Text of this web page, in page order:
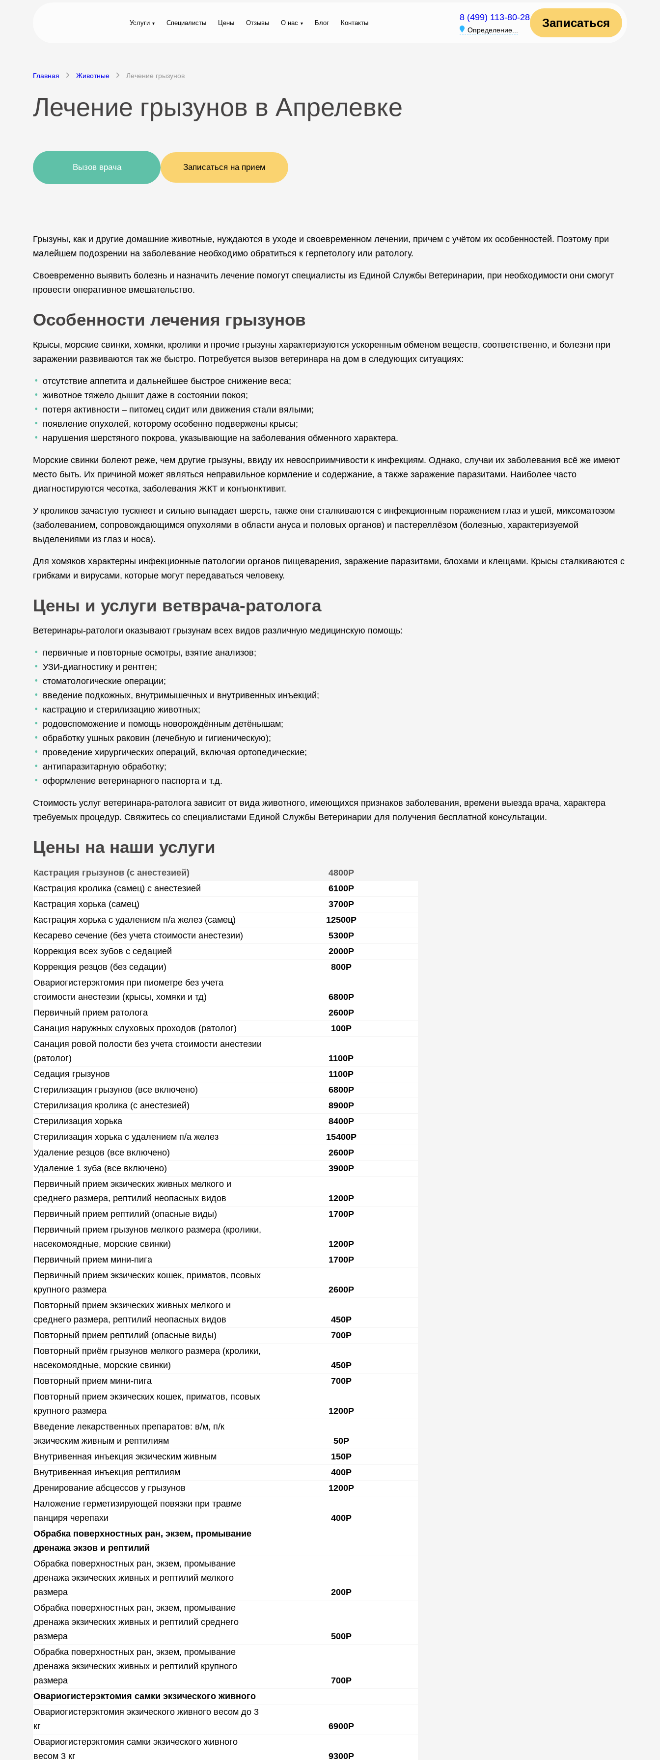
Услуги Специалисты Цены Отзывы О нас Блог Контакты
8 (499) 113-80-28
Определение...
Записаться
Главная Животные Лечение грызунов
Лечение грызунов в Апрелевке
Вызов врача Записаться на прием
Грызуны, как и другие домашние животные, нуждаются в уходе и своевременном лечении, причем с учётом их особенностей. Поэтому при
малейшем подозрении на заболевание необходимо обратиться к герпетологу или ратологу.
Своевременно выявить болезнь и назначить лечение помогут специалисты из Единой Службы Ветеринарии, при необходимости они смогут
провести оперативное вмешательство.
Особенности лечения грызунов
Крысы, морские свинки, хомяки, кролики и прочие грызуны характеризуются ускоренным обменом веществ, соответственно, и болезни при
заражении развиваются так же быстро. Потребуется вызов ветеринара на дом в следующих ситуациях:
отсутствие аппетита и дальнейшее быстрое снижение веса;
животное тяжело дышит даже в состоянии покоя;
потеря активности – питомец сидит или движения стали вялыми;
появление опухолей, которому особенно подвержены крысы;
нарушения шерстяного покрова, указывающие на заболевания обменного характера.
Морские свинки болеют реже, чем другие грызуны, ввиду их невосприимчивости к инфекциям. Однако, случаи их заболевания всё же имеют
место быть. Их причиной может являться неправильное кормление и содержание, а также заражение паразитами. Наиболее часто
диагностируются чесотка, заболевания ЖКТ и конъюнктивит.
У кроликов зачастую тускнеет и сильно выпадает шерсть, также они сталкиваются с инфекционным поражением глаз и ушей, миксоматозом
(заболеванием, сопровождающимся опухолями в области ануса и половых органов) и пастереллёзом (болезнью, характеризуемой
выделениями из глаз и носа).
Для хомяков характерны инфекционные патологии органов пищеварения, заражение паразитами, блохами и клещами. Крысы сталкиваются с
грибками и вирусами, которые могут передаваться человеку.
Цены и услуги ветврача-ратолога
Ветеринары-ратологи оказывают грызунам всех видов различную медицинскую помощь:
первичные и повторные осмотры, взятие анализов;
УЗИ-диагностику и рентген;
стоматологические операции;
введение подкожных, внутримышечных и внутривенных инъекций;
кастрацию и стерилизацию животных;
родовспоможение и помощь новорождённым детёнышам;
обработку ушных раковин (лечебную и гигиеническую);
проведение хирургических операций, включая ортопедические;
антипаразитарную обработку;
оформление ветеринарного паспорта и т.д.
Стоимость услуг ветеринара-ратолога зависит от вида животного, имеющихся признаков заболевания, времени выезда врача, характера
требуемых процедур. Свяжитесь со специалистами Единой Службы Ветеринарии для получения бесплатной консультации.
Цены на наши услуги
Кастрация грызунов (с анестезией)
4800Р
Кастрация кролика (самец) с анестезией
6100Р
Кастрация хорька (самец)
3700Р
Кастрация хорька с удалением п/а желез (самец)
12500Р
Кесарево сечение (без учета стоимости анестезии)
5300Р
Коррекция всех зубов с седацией
2000Р
Коррекция резцов (без седации)
800Р
Овариогистерэктомия при пиометре без учета
стоимости анестезии (крысы, хомяки и тд)
6800Р
Первичный прием ратолога
2600Р
Санация наружных слуховых проходов (ратолог)
100Р
Санация ровой полости без учета стоимости анестезии
(ратолог)
1100Р
Седация грызунов
1100Р
Стерилизация грызунов (все включено)
6800Р
Стерилизация кролика (с анестезией)
8900Р
Стерилизация хорька
8400Р
Стерилизация хорька с удалением п/а желез
15400Р
Удаление резцов (все включено)
2600Р
Удаление 1 зуба (все включено)
3900Р
Первичный прием экзических живных мелкого и
среднего размера, рептилий неопасных видов
1200Р
Первичный прием рептилий (опасные виды)
1700Р
Первичный прием грызунов мелкого размера (кролики,
насекомоядные, морские свинки)
1200Р
Первичный прием мини-пига
1700Р
Первичный прием экзических кошек, приматов, псовых
крупного размера
2600Р
Повторный прием экзических живных мелкого и
среднего размера, рептилий неопасных видов
450Р
Повторный прием рептилий (опасные виды)
700Р
Повторный приём грызунов мелкого размера (кролики,
насекомоядные, морские свинки)
450Р
Повторный прием мини-пига
700Р
Повторный прием экзических кошек, приматов, псовых
крупного размера
1200Р
Введение лекарственных препаратов: в/м, п/к
экзическим живным и рептилиям
50Р
Внутривенная инъекция экзическим живным
150Р
Внутривенная инъекция рептилиям
400Р
Дренирование абсцессов у грызунов
1200Р
Наложение герметизирующей повязки при травме
панциря черепахи
400Р
Обрабка поверхностных ран, экзем, промывание
дренажа экзов и рептилий
Обрабка поверхностных ран, экзем, промывание
дренажа экзических живных и рептилий мелкого
размера
200Р
Обрабка поверхностных ран, экзем, промывание
дренажа экзических живных и рептилий среднего
размера
500Р
Обрабка поверхностных ран, экзем, промывание
дренажа экзических живных и рептилий крупного
размера
700Р
Овариогистерэктомия самки экзического живного
Овариогистерэктомия экзического живного весом до 3
кг
6900Р
Овариогистерэктомия самки экзического живного
весом 3 кг
9300Р